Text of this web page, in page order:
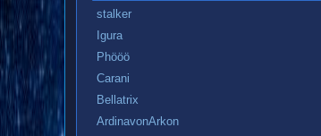
stalker
Igura
Phööö
Carani
Bellatrix
ArdinavonArkon